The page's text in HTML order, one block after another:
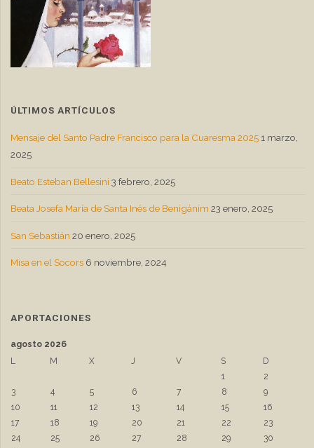
ÚLTIMOS ARTÍCULOS
Mensaje del Santo Padre Francisco para la Cuaresma 2025 1 marzo,
2025
Beato Esteban Bellesini 3 febrero, 2025
Beata Josefa María de Santa Inés de Benigánim 23 enero, 2025
San Sebastián 20 enero, 2025
Misa en el Socors 6 noviembre, 2024
APORTACIONES
agosto 2026
L
M X J V S
D
1
2
3
4 5 6 7 8
9
10
11 12 13 14 15
16
17
18 19 20 21 22
23
24
25 26 27 28 29
30